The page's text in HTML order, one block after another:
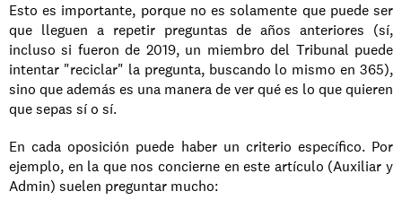
Esto es importante, porque no es solamente que puede ser
que lleguen a repetir preguntas de años anteriores (sí,
incluso si fueron de 2019, un miembro del Tribunal puede
intentar "reciclar" la pregunta, buscando lo mismo en 365),
sino que además es una manera de ver qué es lo que quieren
que sepas sí o sí.
En cada oposición puede haber un criterio específico. Por
ejemplo, en la que nos concierne en este artículo (Auxiliar y
Admin) suelen preguntar mucho: